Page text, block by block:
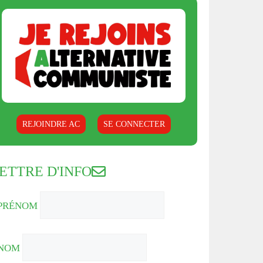
REJOINDRE AC SE CONNECTER
D'INFO